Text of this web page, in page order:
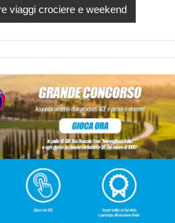
viaggi crociere e weekend